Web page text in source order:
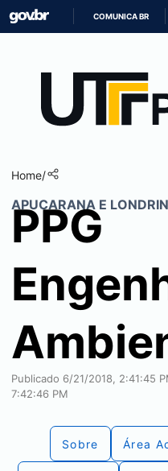
COMUNICA BR
Home/
APUCARANA E
PPG
Publicado 6/21/2018, 2:41:45
7:42:46 PM
Sobre Área